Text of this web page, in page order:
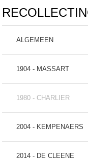
ALGEMEEN
1904 - MASSART
1980 - CHARLIER
2004 - KEMPENAERS
2014 - DE CLEENE